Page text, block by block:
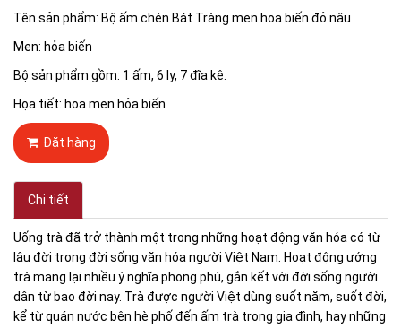
Tên sản phẩm: Bộ ấm chén Bát Tràng men hoa biến đỏ nâu
Men: hỏa biến
Bộ sản phẩm gồm: 1 ấm, 6 ly, 7 đĩa kê.
Họa tiết: hoa men hỏa biến
Đặt hàng
Chi tiết
Uống trà đã trở thành một trong những hoạt động văn hóa có từ
lâu đời trong đời sống văn hóa người Việt Nam. Hoạt động ướng
trà mang lại nhiều ý nghĩa phong phú, gắn kết với đời sống người
dân từ bao đời nay. Trà được người Việt dùng suốt năm, suốt đời,
kể từ quán nước bên hè phố đến ấm trà trong gia đình, hay những